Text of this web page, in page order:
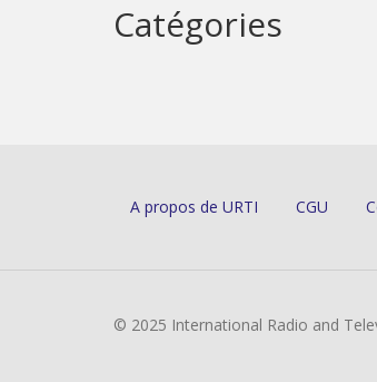
Catégories
A propos de URTI CGU
© 2025 International Radio and